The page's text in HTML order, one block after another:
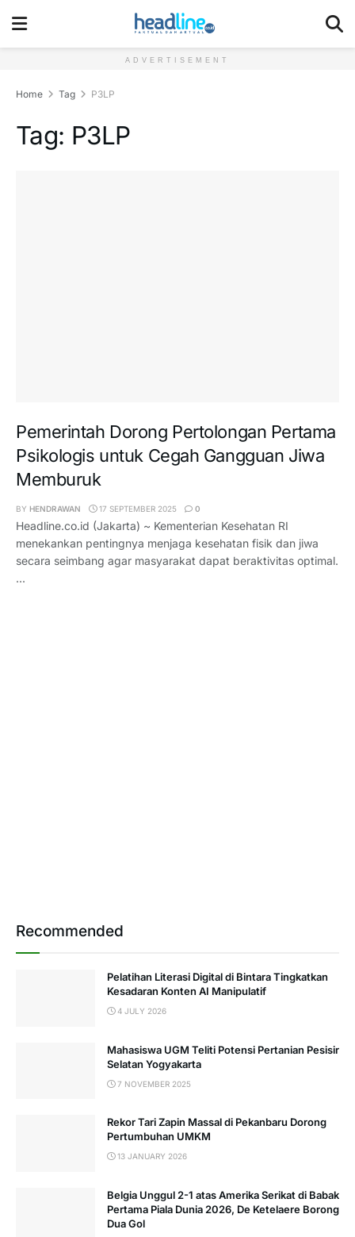
ADVERTISEMENT
Home Tag P3LP
Tag: P3LP
Pemerintah Dorong Pertolongan Pertama
Psikologis untuk Cegah Gangguan Jiwa
Memburuk
BY HENDRAWAN 17 SEPTEMBER 2025 0
Headline.co.id (Jakarta) ~ Kementerian Kesehatan RI
menekankan pentingnya menjaga kesehatan fisik dan jiwa
secara seimbang agar masyarakat dapat beraktivitas optimal.
...
Recommended
Pelatihan Literasi Digital di Bintara Tingkatkan
Kesadaran Konten AI Manipulatif
4 JULY 2026
Mahasiswa UGM Teliti Potensi Pertanian Pesisir
Selatan Yogyakarta
7 NOVEMBER 2025
Rekor Tari Zapin Massal di Pekanbaru Dorong
Pertumbuhan UMKM
13 JANUARY 2026
Belgia Unggul 2-1 atas Amerika Serikat di Babak
Pertama Piala Dunia 2026, De Ketelaere Borong
Dua Gol